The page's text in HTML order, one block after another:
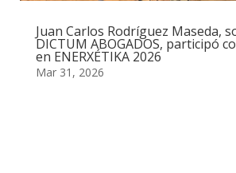
Juan Carlos Rodríguez Maseda,
DICTUM ABOGADOS, participó
en ENERXÉTIKA 2026
Mar 31, 2026